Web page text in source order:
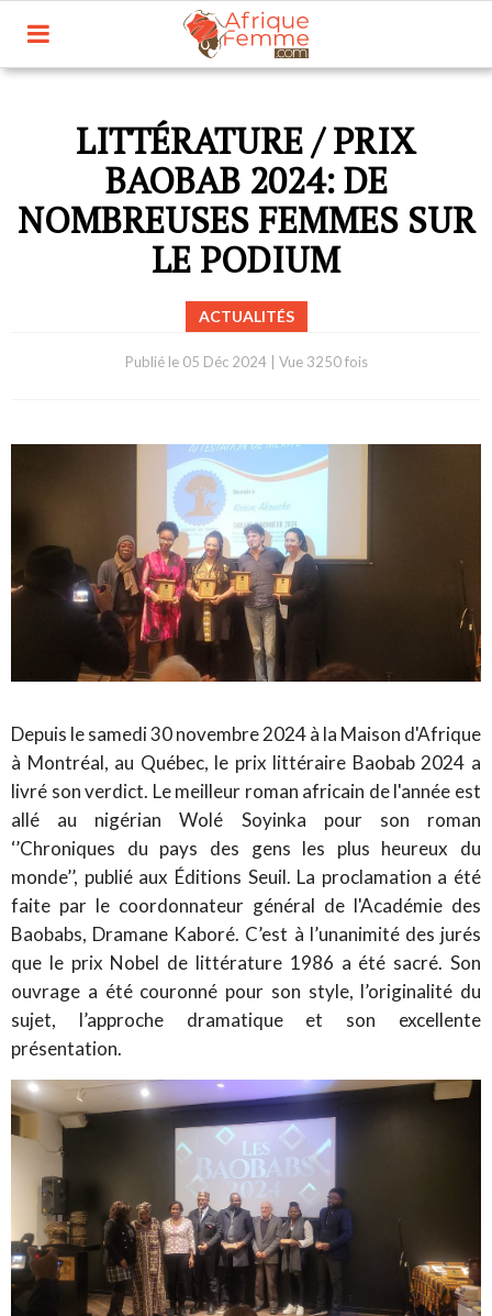
LITTÉRATURE / PRIX
BAOBAB 2024: DE
NOMBREUSES FEMMES SUR
LE PODIUM
ACTUALITÉS
Publié le 05 Déc 2024| Vue 3250 fois
Depuis le samedi 30 novembre 2024 à la Maison d'Afrique
à Montréal, au Québec, le prix littéraire Baobab 2024 a
livré son verdict. Le meilleur roman africain de l'année est
allé au nigérian Wolé Soyinka pour son roman
‘’Chroniques du pays des gens les plus heureux du
monde’’, publié aux Éditions Seuil. La proclamation a été
faite par le coordonnateur général de l'Académie des
Baobabs, Dramane Kaboré. C’est à l’unanimité des jurés
que le prix Nobel de littérature 1986 a été sacré. Son
ouvrage a été couronné pour son style, l’originalité du
sujet, l’approche dramatique et son excellente
présentation.